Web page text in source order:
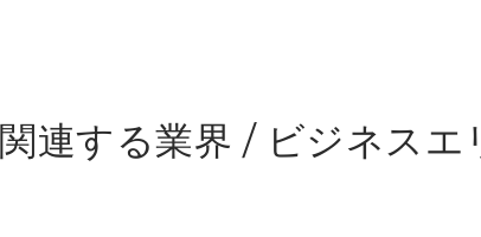
関連する業界 / ビジネスエ